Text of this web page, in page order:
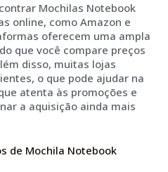
Mochilas Notebook
online, como Amazon e
oferecem uma ampla
que você compare preços
disso, muitas lojas
o que pode ajudar na
atenta às promoções e
a aquisição ainda mais
de Mochila Notebook